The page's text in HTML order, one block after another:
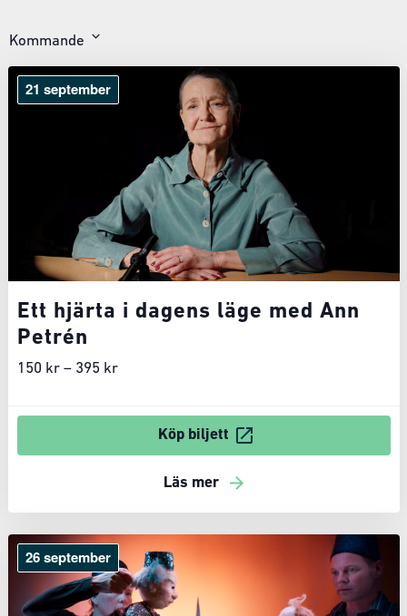
Kommande
datum
21 september
Ett hjärta i dagens läge med Ann
Petrén
150 kr – 395 kr
Köp biljett
Läs mer
26 september